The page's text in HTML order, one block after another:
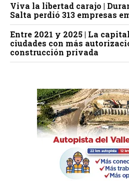
Viva la libertad carajo |
Salta perdió 313 empresas
Entre 2021 y 2025 | La
ciudades con más
construcción privada